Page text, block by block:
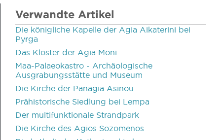
Verwandte Artikel
Die königliche Kapelle der Agia Aikaterini bei
Pyrga
Das Kloster der Agia Moni
Maa-Palaeokastro - Archäologische
Ausgrabungsstätte und Museum
Die Kirche der Panagia Asinou
Prähistorische Siedlung bei Lempa
Der multifunktionale Strandpark
Die Kirche des Agios Sozomenos